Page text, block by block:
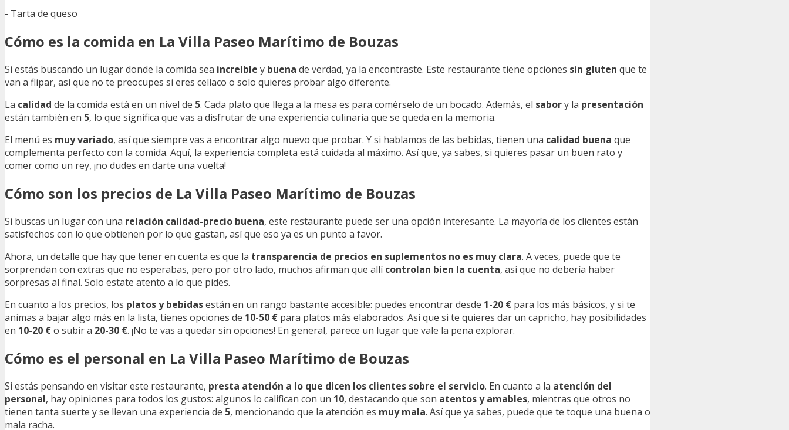
- Tarta de queso
Cómo es la comida en La Villa Paseo Marítimo de Bouzas
Si estás buscando un lugar donde la comida sea increíble y buena de verdad, ya la encontraste. Este restaurante tiene opciones sin gluten que te
van a flipar, así que no te preocupes si eres celíaco o solo quieres probar algo diferente.
La calidad de la comida está en un nivel de 5. Cada plato que llega a la mesa es para comérselo de un bocado. Además, el sabory la presentación
están también en 5, lo que significa que vas a disfrutar de una experiencia culinaria que se queda en la memoria.
El menú es muy variado, así que siempre vas a encontrar algo nuevo que probar. Y si hablamos de las bebidas, tienen una calidad buena que
complementa perfecto con la comida. Aquí, la experiencia completa está cuidada al máximo. Así que, ya sabes, si quieres pasar un buen rato y
comer como un rey, ¡no dudes en darte una vuelta!
Cómo son los precios de La Villa Paseo Marítimo de Bouzas
Si buscas un lugar con una relación calidad-precio buena, este restaurante puede ser una opción interesante. La mayoría de los clientes están
satisfechos con lo que obtienen por lo que gastan, así que eso ya es un punto a favor.
Ahora, un detalle que hay que tener en cuenta es que la transparencia de precios en suplementos no es muy clara. A veces, puede que te
sorprendan con extras que no esperabas, pero por otro lado, muchos afirman que allícontrolan bien la cuenta, así que no debería haber
sorpresas al final. Solo estate atento a lo que pides.
En cuanto a los precios, los platos y bebidasestán en un rango bastante accesible: puedes encontrar desde 1-20 € para los más básicos, y si te
animas a bajar algo más en la lista, tienes opciones de 10-50 € para platos más elaborados. Así que si te quieres dar un capricho, hay posibilidades
en 10-20 €o subir a 20-30 €. ¡No te vas a quedar sin opciones! En general, parece un lugar que vale la pena explorar.
Cómo es el personal en La Villa Paseo Marítimo de Bouzas
Si estás pensando en visitar este restaurante, presta atención a lo que dicen los clientes sobre el servicio. En cuanto a la atención del
personal, hay opiniones para todos los gustos: algunos lo califican con un 10, destacando que son atentos y amables, mientras que otros no
tienen tanta suerte y se llevan una experiencia de 5, mencionando que la atención es muy mala. Así que ya sabes, puede que te toque una buena o
mala racha.